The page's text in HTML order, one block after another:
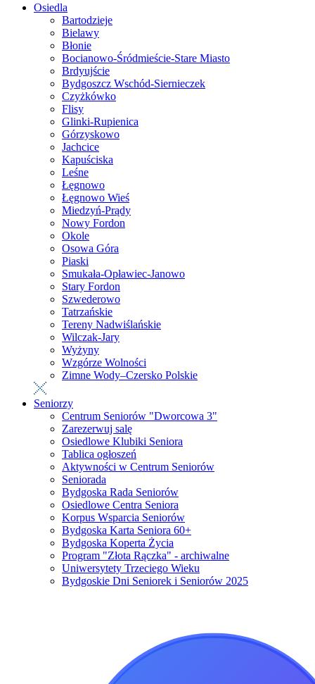
Osiedla
Bartodzieje
Bielawy
Błonie
Bocianowo-Śródmieście-Stare Miasto
Brdyujście
Bydgoszcz Wschód-Siernieczek
Czyżkówko
Flisy
Glinki-Rupienica
Górzyskowo
Jachcice
Kapuściska
Leśne
Łęgnowo
Łęgnowo Wieś
Miedzyń-Prądy
Nowy Fordon
Okole
Osowa Góra
Piaski
Smukała-Opławiec-Janowo
Stary Fordon
Szwederowo
Tatrzańskie
Tereny Nadwiślańskie
Wilczak-Jary
Wyżyny
Wzgórze Wolności
Zimne Wody–Czersko Polskie
Seniorzy
Centrum Seniorów "Dworcowa 3"
Zarezerwuj salę
Osiedlowe Klubiki Seniora
Tablica ogłoszeń
Aktywności w Centrum Seniorów
Seniorada
Bydgoska Rada Seniorów
Osiedlowe Centra Seniora
Korpus Wsparcia Seniorów
Bydgoska Karta Seniora 60+
Bydgoska Koperta Życia
Program "Złota Rączka" - archiwalne
Uniwersytety Trzeciego Wieku
Bydgoskie Dni Seniorek i Seniorów 2025